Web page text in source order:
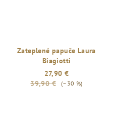
Zateplené papuče Laura
Biagiotti
27,90 €
39,90 €
(–30 %)